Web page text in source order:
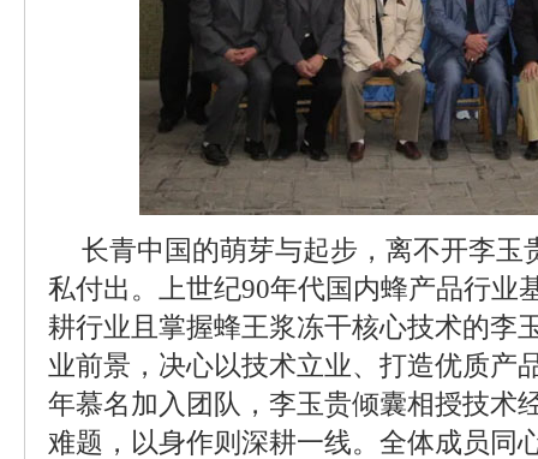
长青中国的萌芽与起步，离不开李玉
私付出。上世纪90年代国内蜂产品行业
耕行业且掌握蜂王浆冻干核心技术的李
业前景，决心以技术立业、打造优质产
年慕名加入团队，李玉贵倾囊相授技术
难题，以身作则深耕一线。全体成员同